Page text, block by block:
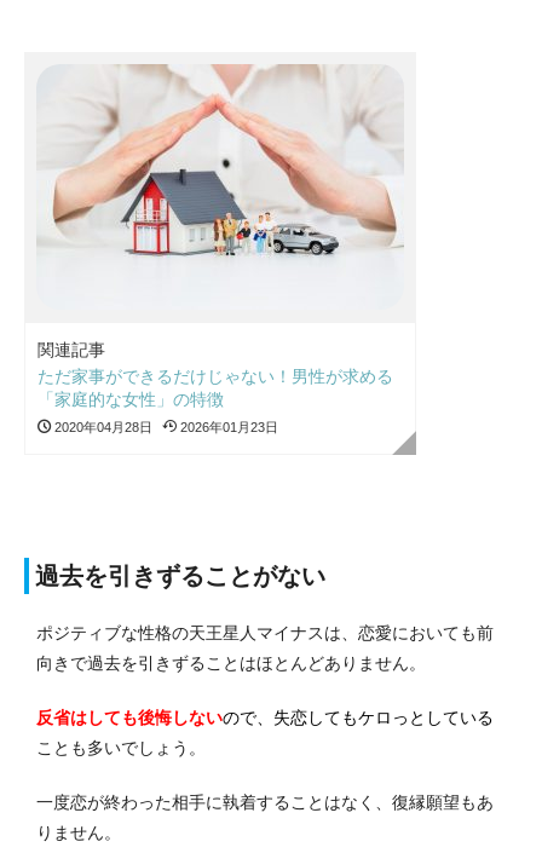
関連記事
ただ家事ができるだけじゃない！男性が求める
「家庭的な女性」の特徴
2020年04月28日 2026年01月23日
過去を引きずることがない
ポジティブな性格の天王星人マイナスは、恋愛においても前
向きで過去を引きずることはほとんどありません。
反省はしても後悔しないので、失恋してもケロっとしている
ことも多いでしょう。
一度恋が終わった相手に執着することはなく、復縁願望もあ
りません。